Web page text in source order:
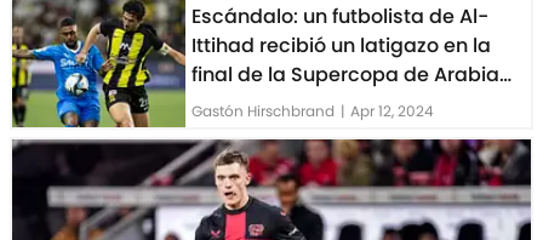
Escándalo: un futbolista de Al-
Ittihad recibió un latigazo en la
final de la Supercopa de Arabia
Saudí
Gastón Hirschbrand | Apr 12, 2024